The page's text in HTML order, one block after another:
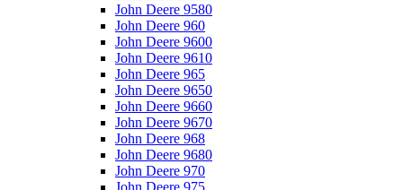
John Deere 9580
John Deere 960
John Deere 9600
John Deere 9610
John Deere 965
John Deere 9650
John Deere 9660
John Deere 9670
John Deere 968
John Deere 9680
John Deere 970
John Deere 975